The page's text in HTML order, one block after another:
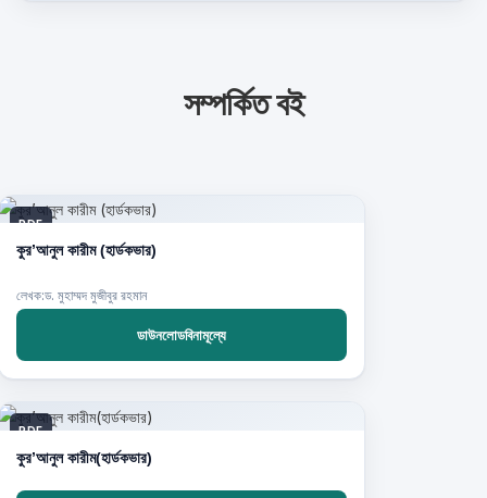
সম্পর্কিত বই
PDF
কুর’আনুল কারীম (হার্ডকভার)
লেখক:ড. মুহাম্মদ মুজীবুর রহমান
ডাউনলোডবিনামূল্যে
PDF
কুর’আনুল কারীম(হার্ডকভার)